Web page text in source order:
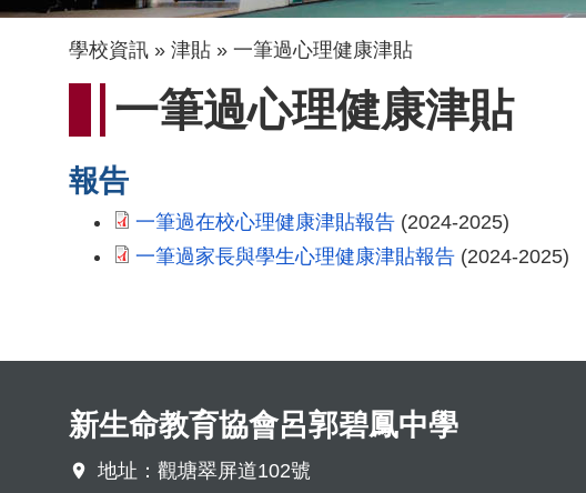
導
航
結
學校資訊 津貼 一筆過心理健康津貼
一筆過心理健康津貼
報告
一筆過在校心理健康津貼報告 (2024-2025)
一筆過家長與學生心理健康津貼報告 (2024-2025)
新生命教育協會呂郭碧鳳中學
地址：觀塘翠屏道102號